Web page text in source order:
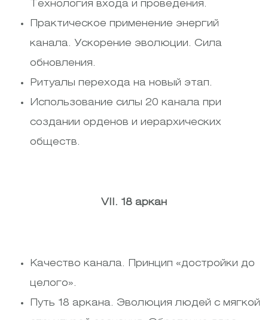
Технология входа и проведения.
Практическое применение энергий
канала. Ускорение эволюции. Сила
обновления.
Ритуалы перехода на новый этап.
Использование силы 20 канала при
создании орденов и иерархических
обществ.
VII. 18 аркан
Качество канала. Принцип «достройки до
целого».
Путь 18 аркана. Эволюция людей с мягкой